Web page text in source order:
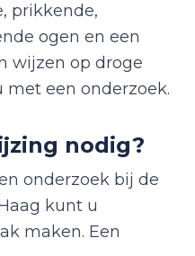
prikkende,
ogen en een
wijzen op droge
een onderzoek.
nodig?
onderzoek bij de
kunt u
maken. Een